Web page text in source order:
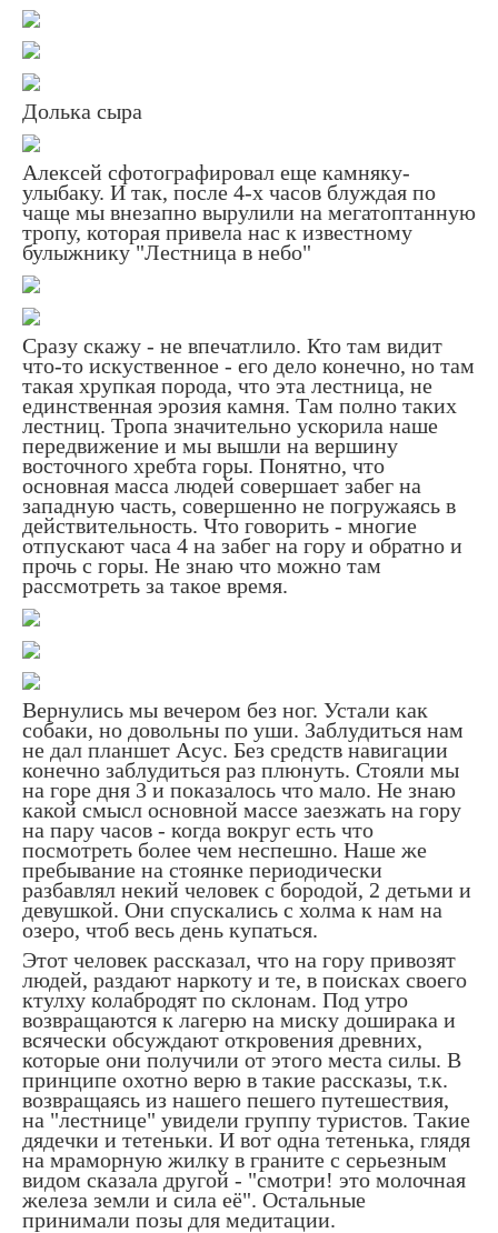
Долька сыра
Алексей сфотографировал еще камняку-
улыбаку. И так, после 4-х часов блуждая по
чаще мы внезапно вырулили на мегатоптанную
тропу, которая привела нас к известному
булыжнику "Лестница в небо"
Сразу скажу - не впечатлило. Кто там видит
что-то искуственное - его дело конечно, но там
такая хрупкая порода, что эта лестница, не
единственная эрозия камня. Там полно таких
лестниц. Тропа значительно ускорила наше
передвижение и мы вышли на вершину
восточного хребта горы. Понятно, что
основная масса людей совершает забег на
западную часть, совершенно не погружаясь в
действительность. Что говорить - многие
отпускают часа 4 на забег на гору и обратно и
прочь с горы. Не знаю что можно там
рассмотреть за такое время.
Вернулись мы вечером без ног. Устали как
собаки, но довольны по уши. Заблудиться нам
не дал планшет Асус. Без средств навигации
конечно заблудиться раз плюнуть. Стояли мы
на горе дня 3 и показалось что мало. Не знаю
какой смысл основной массе заезжать на гору
на пару часов - когда вокруг есть что
посмотреть более чем неспешно. Наше же
пребывание на стоянке периодически
разбавлял некий человек с бородой, 2 детьми и
девушкой. Они спускались с холма к нам на
озеро, чтоб весь день купаться.
Этот человек рассказал, что на гору привозят
людей, раздают наркоту и те, в поисках своего
ктулху колабродят по склонам. Под утро
возвращаются к лагерю на миску доширака и
всячески обсуждают откровения древних,
которые они получили от этого места силы. В
принципе охотно верю в такие рассказы, т.к.
возвращаясь из нашего пешего путешествия,
на "лестнице" увидели группу туристов. Такие
дядечки и тетеньки. И вот одна тетенька, глядя
на мраморную жилку в граните с серьезным
видом сказала другой - "смотри! это молочная
железа земли и сила её". Остальные
принимали позы для медитации.